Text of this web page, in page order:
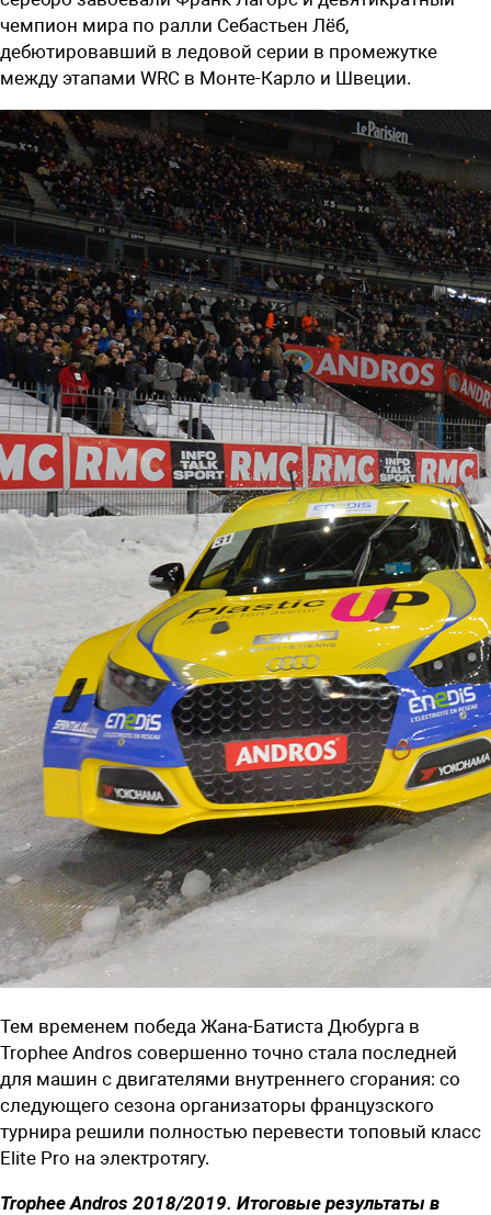
чемпион мира по ралли Себастьен Лёб,
дебютировавший в ледовой серии в промежутке
между этапами WRC в Монте-Карло и Швеции.
Тем временем победа Жана-Батиста Дюбурга в
Trophee Andros совершенно точно стала последней
для машин с двигателями внутреннего сгорания: со
следующего сезона организаторы французского
турнира решили полностью перевести топовый класс
Elite Pro на электротягу.
Trophee Andros 2018/2019. Итоговые результаты в